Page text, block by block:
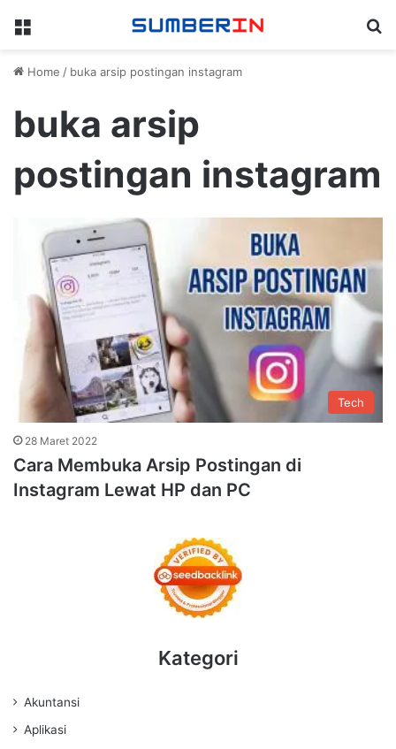
Menu
Home / buka arsip postingan instagram
buka arsip
postingan instagram
Tech
28 Maret 2022
Cara Membuka Arsip Postingan di
Instagram Lewat HP dan PC
Kategori
Akuntansi
Aplikasi